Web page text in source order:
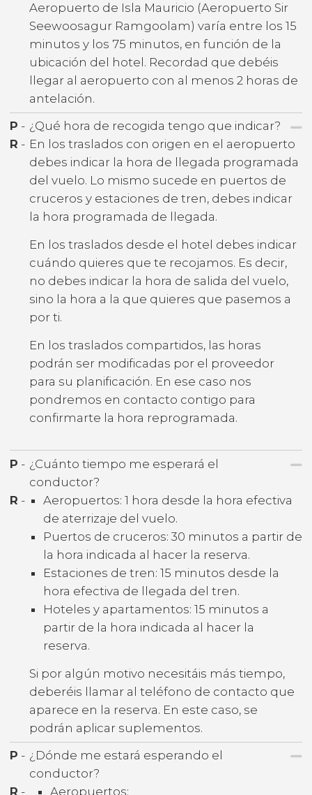
Aeropuerto de Isla Mauricio (Aeropuerto Sir
Seewoosagur Ramgoolam) varía entre los 15
minutos y los 75 minutos, en función de la
ubicación del hotel. Recordad que debéis
llegar al aeropuerto con al menos 2 horas de
antelación.
P - ¿Qué hora de recogida tengo que indicar?
R - En los traslados con origen en el aeropuerto
debes indicar la hora de llegada programada
del vuelo. Lo mismo sucede en puertos de
cruceros y estaciones de tren, debes indicar
la hora programada de llegada.
En los traslados desde el hotel debes indicar
cuándo quieres que te recojamos. Es decir,
no debes indicar la hora de salida del vuelo,
sino la hora a la que quieres que pasemos a
por ti.
En los traslados compartidos, las horas
podrán ser modificadas por el proveedor
para su planificación. En ese caso nos
pondremos en contacto contigo para
confirmarte la hora reprogramada.
P - ¿Cuánto tiempo me esperará el
conductor?
R -
Aeropuertos: 1 hora desde la hora efectiva
de aterrizaje del vuelo.
Puertos de cruceros: 30 minutos a partir de
la hora indicada al hacer la reserva.
Estaciones de tren: 15 minutos desde la
hora efectiva de llegada del tren.
Hoteles y apartamentos: 15 minutos a
partir de la hora indicada al hacer la
reserva.
Si por algún motivo necesitáis más tiempo,
deberéis llamar al teléfono de contacto que
aparece en la reserva. En este caso, se
podrán aplicar suplementos.
P - ¿Dónde me estará esperando el
conductor?
R - Aeropuertos: